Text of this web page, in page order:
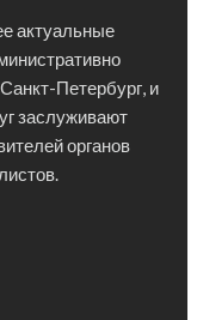
актуальные
Петербург, и
заслуживают
органов